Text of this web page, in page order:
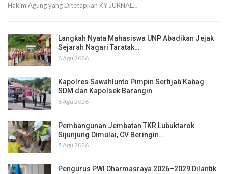
Hakim Agung yang Ditetapkan KY JURNAL…
Langkah Nyata Mahasiswa UNP Abadikan Jejak
Sejarah Nagari Taratak…
8 Agu 2026
Kapolres Sawahlunto Pimpin Sertijab Kabag
SDM dan Kapolsek Barangin
6 Agu 2026
Pembangunan Jembatan TKR Lubuktarok
Sijunjung Dimulai, CV Beringin…
5 Agu 2026
Pengurus PWI Dharmasraya 2026–2029 Dilantik